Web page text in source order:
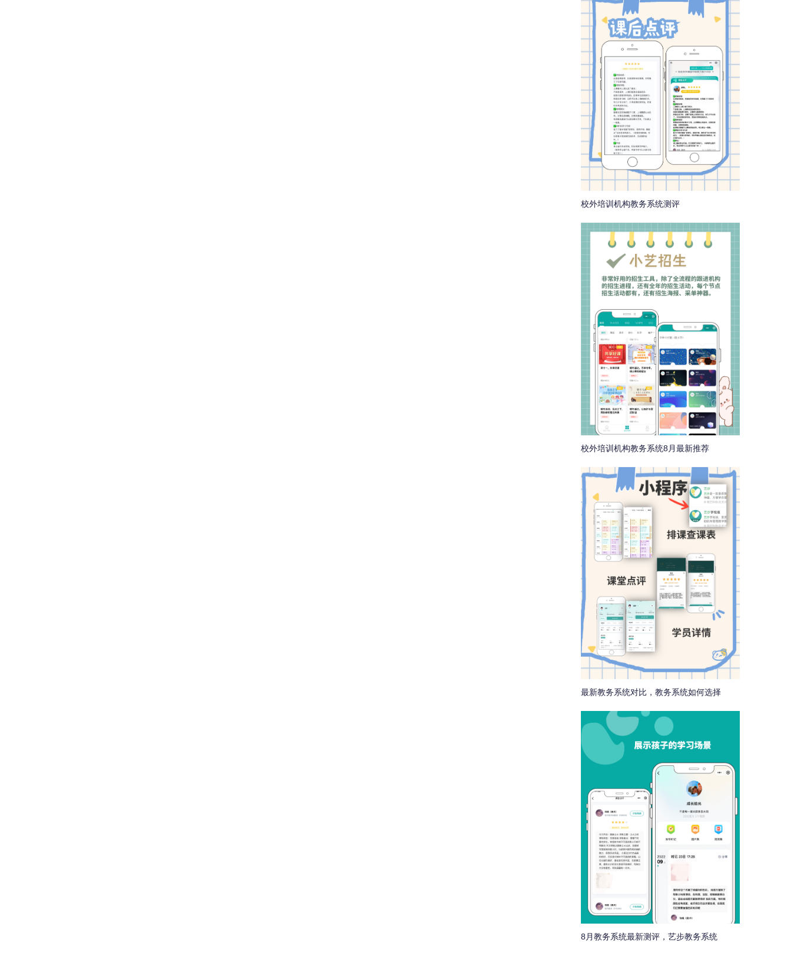
校外培训机构教务系统测评
校外培训机构教务系统8月最新推荐
最新教务系统对比，教务系统如何选择
8月教务系统最新测评，艺步教务系统